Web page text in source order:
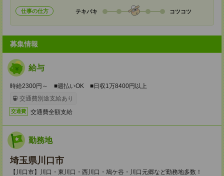
仕事の仕方 テキパキ コツコツ
募集情報
給与
時給2300円～ ■週払いOK ■日収1万8400円以上
交通費別途支給あり
交通費 交通費全額支給
勤務地
埼玉県川口市
【川口市】川口・東川口・西川口・鳩ケ谷・川口元郷など勤務地多数！